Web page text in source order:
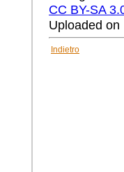
CC BY-SA
Uploaded
Indietro